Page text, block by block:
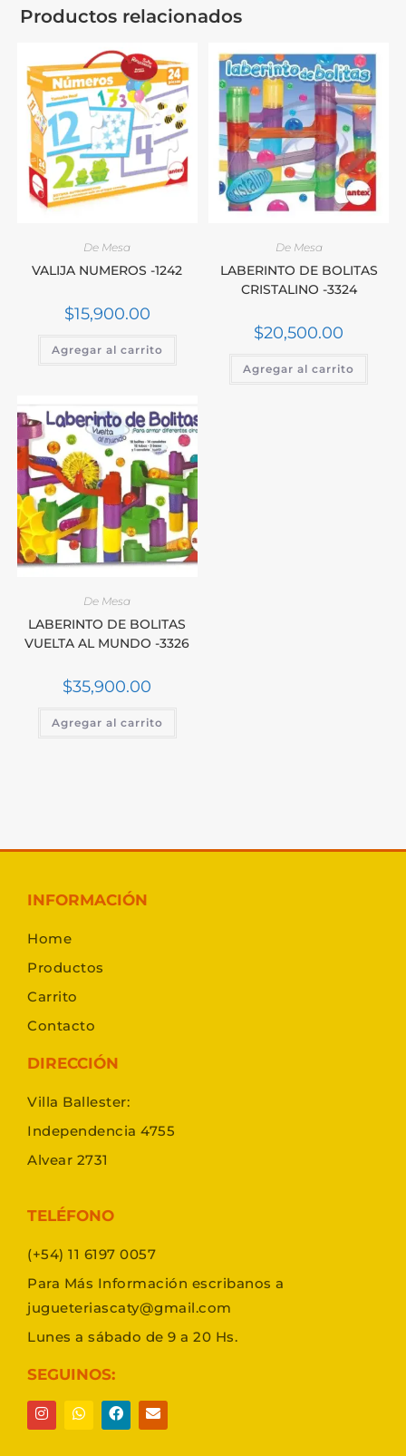
Productos relacionados
De Mesa
VALIJA NUMEROS -1242
$15,900.00
Agregar al carrito
De Mesa
LABERINTO DE BOLITAS
CRISTALINO -3324
$20,500.00
Agregar al carrito
De Mesa
LABERINTO DE BOLITAS
VUELTA AL MUNDO -3326
$35,900.00
Agregar al carrito
INFORMACIÓN
Home
Productos
Carrito
Contacto
DIRECCIÓN
Villa Ballester:
Independencia 4755
Alvear 2731
TELÉFONO
(+54) 11 6197 0057
Para Más Información escribanos a
jugueteriascaty@gmail.com
Lunes a sábado de 9 a 20 Hs.
SEGUINOS: